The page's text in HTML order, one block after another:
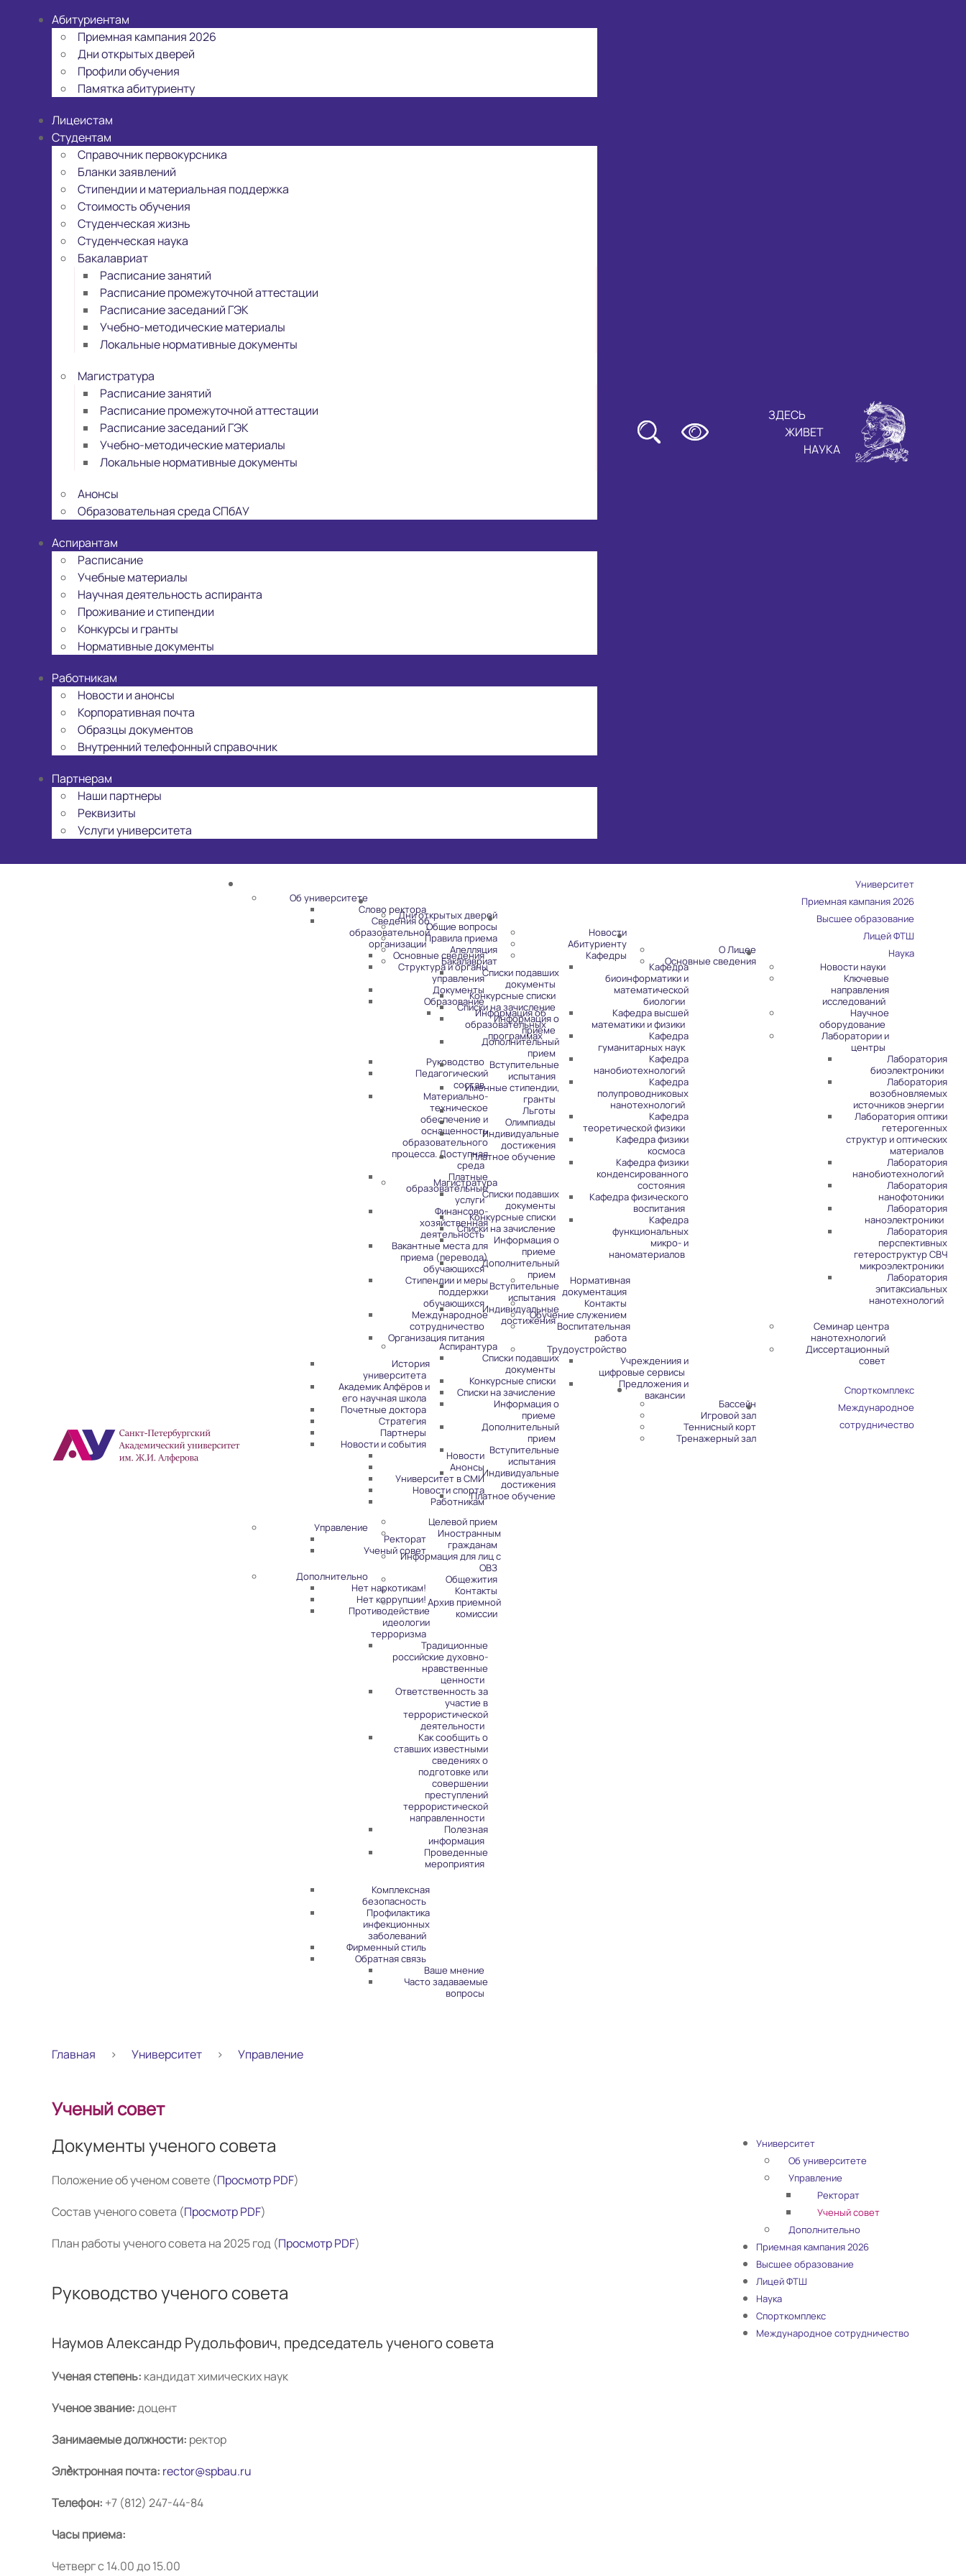
Абитуриентам
Приемная кампания 2026
Дни открытых дверей
Профили обучения
Памятка абитуриенту
Лицеистам
Студентам
Справочник первокурсника
Бланки заявлений
Стипендии и материальная поддержка
Стоимость обучения
Студенческая жизнь
Студенческая наука
Бакалавриат
Расписание занятий
Расписание промежуточной аттестации
Расписание заседаний ГЭК
Учебно-методические материалы
Локальные нормативные документы
Магистратура
Расписание занятий
Расписание промежуточной аттестации
Расписание заседаний ГЭК
Учебно-методические материалы
Локальные нормативные документы
Анонсы
Образовательная среда СПбАУ
Аспирантам
Расписание
Учебные материалы
Научная деятельность аспиранта
Проживание и стипендии
Конкурсы и гранты
Нормативные документы
Работникам
Новости и анонсы
Корпоративная почта
Образцы документов
Внутренний телефонный справочник
Партнерам
Наши партнеры
Реквизиты
Услуги университета
ЗДЕСЬ
ЖИВЕТ
НАУКА
Университет
Об университете
Слово ректора
Сведения об
образовательной
организации
Основные сведения
Структура и органы
управления
Документы
Образование
Информация об
образовательных
программах
Руководство
Педагогический
состав
Материально-
техническое
обеспечение и
оснащенность
образовательного
процесса. Доступная
среда
Платные
образовательные
услуги
Финансово-
хозяйственная
деятельность
Вакантные места для
приема (перевода)
обучающихся
Стипендии и меры
поддержки
обучающихся
Международное
сотрудничество
Организация питания
История
университета
Академик Алфёров и
его научная школа
Почетные доктора
Стратегия
Партнеры
Новости и события
Новости
Анонсы
Университет в СМИ
Новости спорта
Работникам
Управление
Ректорат
Ученый совет
Дополнительно
Нет наркотикам!
Нет коррупции!
Противодействие
идеологии
терроризма
Традиционные
российские духовно-
нравственные
ценности
Ответственность за
участие в
террористической
деятельности
Как сообщить о
ставших известными
сведениях о
подготовке или
совершении
преступлений
террористической
направленности
Полезная
информация
Проведенные
мероприятия
Комплексная
безопасность
Профилактика
инфекционных
заболеваний
Фирменный стиль
Обратная связь
Ваше мнение
Часто задаваемые
вопросы
Приемная кампания 2026
Дни открытых дверей
Общие вопросы
Правила приема
Апелляция
Бакалавриат
Списки подавших
документы
Конкурсные списки
Списки на зачисление
Информация о
приеме
Дополнительный
прием
Вступительные
испытания
Именные стипендии,
гранты
Льготы
Олимпиады
Индивидуальные
достижения
Платное обучение
Магистратура
Списки подавших
документы
Конкурсные списки
Списки на зачисление
Информация о
приеме
Дополнительный
прием
Вступительные
испытания
Индивидуальные
достижения
Аспирантура
Списки подавших
документы
Конкурсные списки
Списки на зачисление
Информация о
приеме
Дополнительный
прием
Вступительные
испытания
Индивидуальные
достижения
Платное обучение
Целевой прием
Иностранным
гражданам
Информация для лиц с
ОВЗ
Общежития
Контакты
Архив приемной
комиссии
Высшее образование
Новости
Абитуриенту
Кафедры
Кафедра
биоинформатики и
математической
биологии
Кафедра высшей
математики и физики
Кафедра
гуманитарных наук
Кафедра
нанобиотехнологий
Кафедра
полупроводниковых
нанотехнологий
Кафедра
теоретической физики
Кафедра физики
космоса
Кафедра физики
конденсированного
состояния
Кафедра физического
воспитания
Кафедра
функциональных
микро- и
наноматериалов
Нормативная
документация
Контакты
Обучение служением
Воспитательная
работа
Трудоустройство
Учреждениия и
цифровые сервисы
Предложения и
вакансии
Лицей ФТШ
О Лицее
Основные сведения
Наука
Новости науки
Ключевые
направления
исследований
Научное
оборудование
Лаборатории и
центры
Лаборатория
биоэлектроники
Лаборатория
возобновляемых
источников энергии
Лаборатория оптики
гетерогенных
структур и оптических
материалов
Лаборатория
нанобиотехнологий
Лаборатория
нанофотоники
Лаборатория
наноэлектроники
Лаборатория
перспективных
гетероструктур СВЧ
микроэлектроники
Лаборатория
эпитаксиальных
нанотехнологий
Семинар центра
нанотехнологий
Диссертационный
совет
Спорткомплекс
Бассейн
Игровой зал
Теннисный корт
Тренажерный зал
Международное
сотрудничество
Главная Университет Управление
Ученый совет
Документы ученого совета
Положение об ученом совете (Просмотр PDF)
Состав ученого совета (Просмотр PDF)
План работы ученого совета на 2025 год (Просмотр PDF)
Руководство ученого совета
Наумов Александр Рудольфович, председатель ученого совета
Ученая степень: кандидат химических наук
Ученое звание:доцент
Занимаемые должности: ректор
Электронная почта: rector@spbau.ru
Телефон: +7 (812) 247-44-84
Часы приема:
Четверг с 14.00 до 15.00
Университет
Об университете
Управление
Ректорат
Ученый совет
Дополнительно
Приемная кампания 2026
Высшее образование
Лицей ФТШ
Наука
Спорткомплекс
Международное сотрудничество